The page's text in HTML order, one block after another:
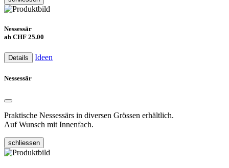
Nessessär
ab CHF 25.00
Details Ideen
Nessessär
Praktische Nessessärs in diversen Grössen erhältlich.
Auf Wunsch mit Innenfach.
schliessen